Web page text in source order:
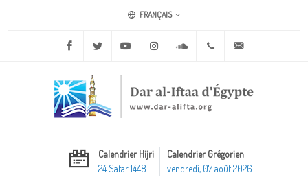
FRANÇAIS
Facebook Twitter Youtube Instagram Soundcloud+20 2 25970400
Calendrier Hijri
24 Safar 1448
Calendrier Grégorien
vendredi, 07 août 2026